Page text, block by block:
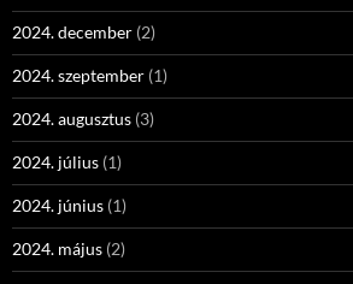
2024. december (2)
2024. szeptember (1)
2024. augusztus (3)
2024. július (1)
2024. június (1)
2024. május (2)